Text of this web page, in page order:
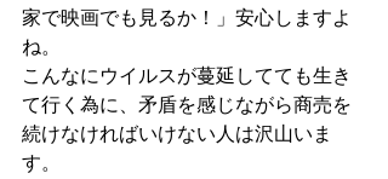
家で映画でも見るか！」安心しますよ
ね。
こんなにウイルスが蔓延してても生き
て行く為に、矛盾を感じながら商売を
続けなければいけない人は沢山いま
す。